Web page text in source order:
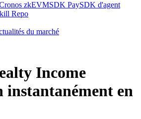
zkEVMSDK PaySDK d'agent
Repo
du marché
Income
en